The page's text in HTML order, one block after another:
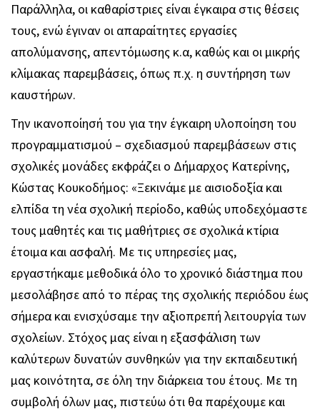
Παράλληλα, οι καθαρίστριες είναι έγκαιρα στις θέσεις
τους, ενώ έγιναν οι απαραίτητες εργασίες
απολύμανσης, απεντόμωσης κ.α, καθώς και οι μικρής
κλίμακας παρεμβάσεις, όπως π.χ. η συντήρηση των
καυστήρων.
Την ικανοποίησή του για την έγκαιρη υλοποίηση του
προγραμματισμού – σχεδιασμού παρεμβάσεων στις
σχολικές μονάδες εκφράζει ο Δήμαρχος Κατερίνης,
Κώστας Κουκοδήμος: «Ξεκινάμε με αισιοδοξία και
ελπίδα τη νέα σχολική περίοδο, καθώς υποδεχόμαστε
τους μαθητές και τις μαθήτριες σε σχολικά κτίρια
έτοιμα και ασφαλή. Με τις υπηρεσίες μας,
εργαστήκαμε μεθοδικά όλο το χρονικό διάστημα που
μεσολάβησε από το πέρας της σχολικής περιόδου έως
σήμερα και ενισχύσαμε την αξιοπρεπή λειτουργία των
σχολείων. Στόχος μας είναι η εξασφάλιση των
καλύτερων δυνατών συνθηκών για την εκπαιδευτική
μας κοινότητα, σε όλη την διάρκεια του έτους. Με τη
συμβολή όλων μας, πιστεύω ότι θα παρέχουμε και